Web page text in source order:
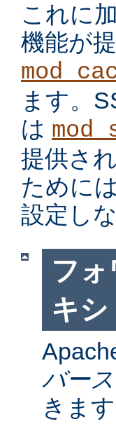
これに
機能が
ます。
は
提供さ
ために
設定し
フ
キシ
バース
きます